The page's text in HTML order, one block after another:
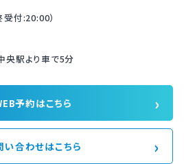
付:20:00）
央駅より車で5分
予約はこちら ›
い合わせはこちら ›